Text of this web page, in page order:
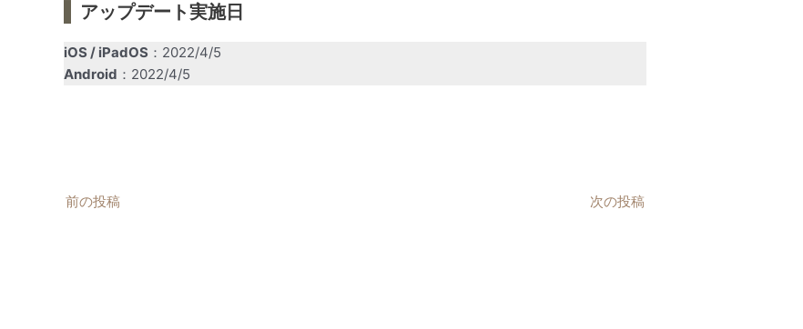
アップデート実施日
iOS / iPadOS ：2022/4/5
Android ：2022/4/5
Post
前の投稿 次の投稿